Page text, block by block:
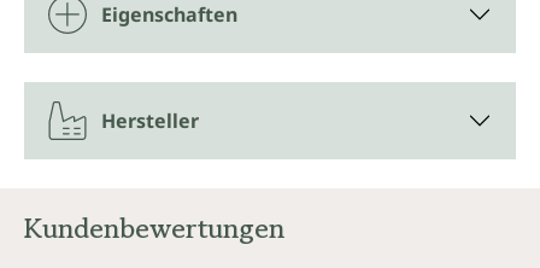
Eigenschaften
Hersteller
Kundenbewertungen